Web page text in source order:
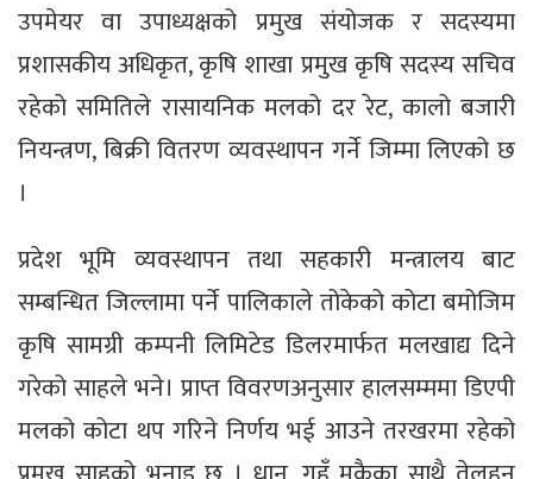
उपमेयर वा उपाध्यक्षको प्रमुख संयोजक र सदस्यमा
प्रशासकीय अधिकृत, कृषि शाखा प्रमुख कृषि सदस्य सचिव
रहेको समितिले रासायनिक मलको दर रेट, कालो बजारी
नियन्त्रण, बिक्री वितरण व्यवस्थापन गर्ने जिम्मा लिएको छ
।
प्रदेश भूमि व्यवस्थापन तथा सहकारी मन्त्रालय बाट
सम्बन्धित जिल्लामा पर्ने पालिकाले तोकेको कोटा बमोजिम
कृषि सामग्री कम्पनी लिमिटेड डिलरमार्फत मलखाद्य दिने
गरेको साहले भने। प्राप्त विवरणअनुसार हालसम्ममा डिएपी
मलको कोटा थप गरिने निर्णय भई आउने तरखरमा रहेको